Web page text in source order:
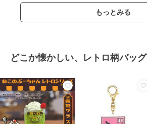
もっとみる
どこか懐かしい、レトロ柄バッグ